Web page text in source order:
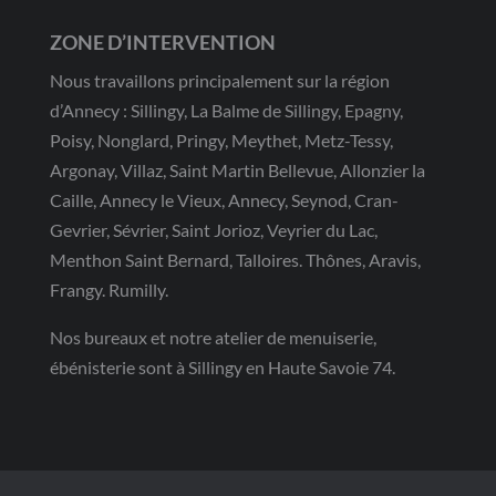
ZONE D’INTERVENTION
Nous travaillons principalement sur la région
d’Annecy : Sillingy, La Balme de Sillingy, Epagny,
Poisy, Nonglard, Pringy, Meythet, Metz-Tessy,
Argonay, Villaz, Saint Martin Bellevue, Allonzier la
Caille, Annecy le Vieux, Annecy, Seynod, Cran-
Gevrier, Sévrier, Saint Jorioz, Veyrier du Lac,
Menthon Saint Bernard, Talloires. Thônes, Aravis,
Frangy. Rumilly.
Nos bureaux et notre atelier de menuiserie,
ébénisterie sont à Sillingy en Haute Savoie 74.